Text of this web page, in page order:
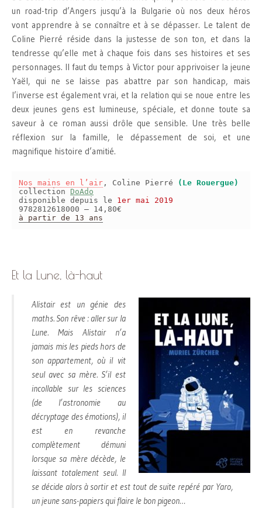
un road-trip d’Angers jusqu’à la Bulgarie où nos deux héros
vont apprendre à se connaître et à se dépasser. Le talent de
Coline Pierré réside dans la justesse de son ton, et dans la
tendresse qu’elle met à chaque fois dans ses histoires et ses
personnages. Il faut du temps à Victor pour apprivoiser la jeune
Yaël, qui ne se laisse pas abattre par son handicap, mais
l’inverse est également vrai, et la relation qui se noue entre les
deux jeunes gens est lumineuse, spéciale, et donne toute sa
saveur à ce roman aussi drôle que sensible. Une très belle
réflexion sur la famille, le dépassement de soi, et une
magnifique histoire d’amitié.
Nos mains en l’air , Coline Pierré
(Le Rouergue)
collection DoAdo
disponible depuis le 1er mai 2019
9782812618000 – 14,80€
à partir de 13 ans
Et la Lune, là-haut
Alistair est un génie des
maths. Son rêve : aller sur la
Lune. Mais Alistair n’a
jamais mis les pieds hors de
son appartement, où il vit
seul avec sa mère. S’il est
incollable sur les sciences
(de l’astronomie au
décryptage des émotions), il
est en revanche
complètement démuni
lorsque sa mère décède, le
laissant totalement seul. Il
se décide alors à sortir et est tout de suite repéré par Yaro,
un jeune sans-papiers qui flaire le bon pigeon…